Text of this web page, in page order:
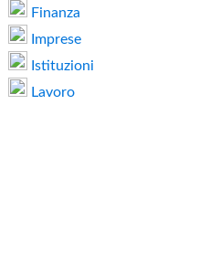
Finanza
Imprese
Istituzioni
Lavoro